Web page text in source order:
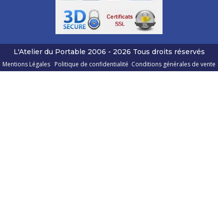
L'Atelier du Portable 2006 - 2026 Tous droits réservés
Mentions Légales Politique de confidentialité Conditions générales de vente